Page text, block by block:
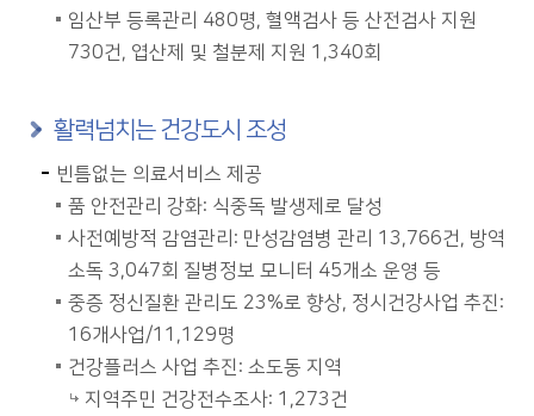
임산부 등록관리 480명, 혈액검사 등 산전검사 지원
730건, 엽산제 및 철분제 지원 1,340회
활력넘치는 건강도시 조성
빈틈없는 의료서비스 제공
품 안전관리 강화: 식중독 발생제로 달성
사전예방적 감염관리: 만성감염병 관리 13,766건, 방역
소독 3,047회 질병정보 모니터 45개소 운영 등
중증 정신질환 관리도 23%로 향상, 정시건강사업 추진:
16개사업/11,129명
건강플러스 사업 추진: 소도동 지역
지역주민 건강전수조사: 1,273건